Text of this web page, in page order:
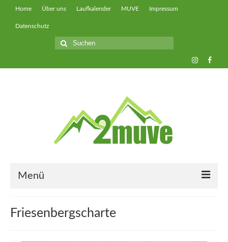
Home Über uns Laufkalender MUVE Impressum
Datenschutz
Suche
nach:
Menü
Friesenbergscharte